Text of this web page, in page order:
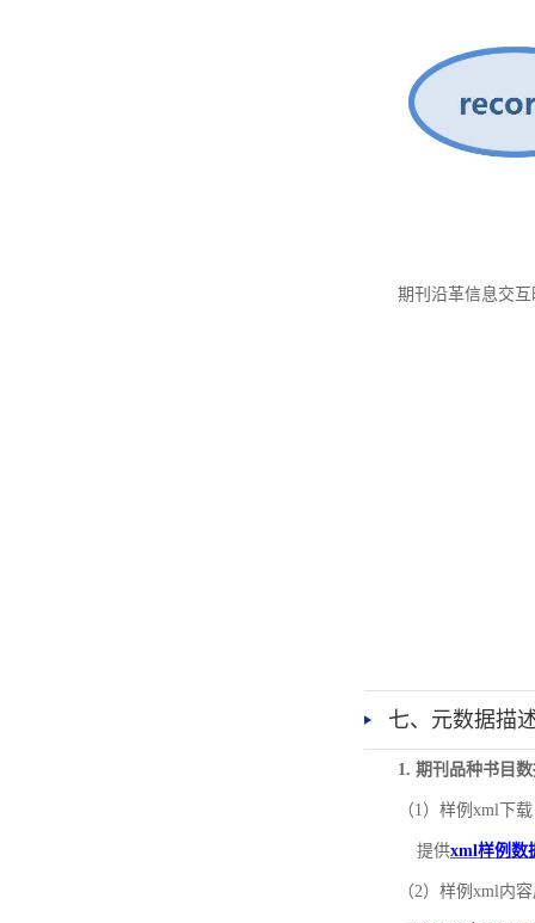
期刊沿革信息交
七、元数据描
1. 期刊品种书目
（1）样例xml下载
提供xml样例数
（2）样例xml内